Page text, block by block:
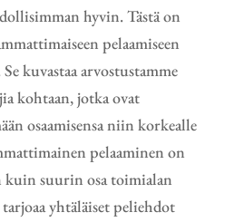
hyvin. Tästä on
pelaamiseen
kuvastaa arvostustamme
kohtaan, jotka ovat
osaamisensa niin korkealle
pelaaminen on
kuin suurin osa toimialan
yhtäläiset peliehdot